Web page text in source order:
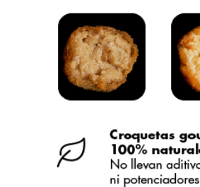
Francisco José Campillos Moreno
Pedí las de boletus y otras de queso
hace justicia. Están buenísimas y
tienen, para mi son las mejores